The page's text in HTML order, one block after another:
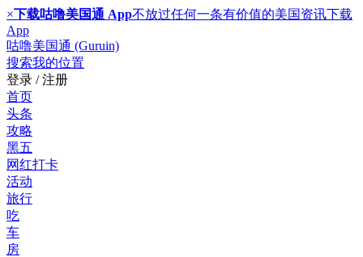
×下载咕噜美国通 App不放过任何一条有价值的美国资讯下载
App
咕噜美国通 (Guruin)
搜索我的位置
登录 / 注册
首页
头条
攻略
黑五
网红打卡
活动
旅行
吃
车
房